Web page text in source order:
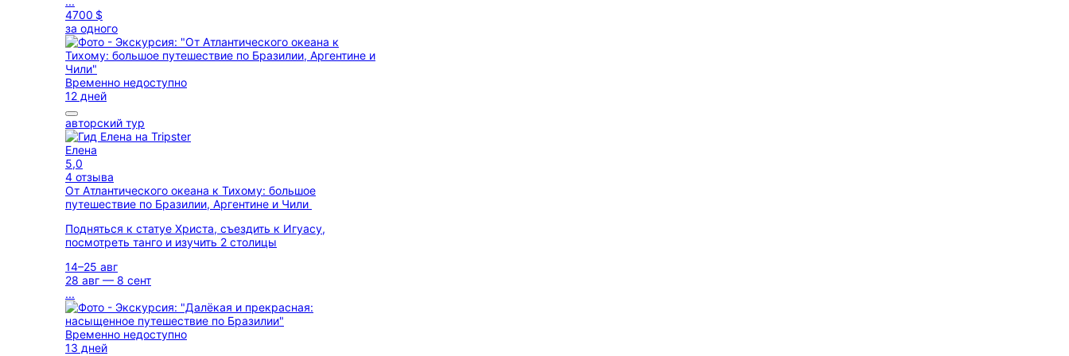
4700 $
за одного
Временно недоступно
12 дней
авторский тур
Елена
5,0
4 отзыва
От Атлантического океана к Тихому: большое
путешествие по Бразилии, Аргентине и Чили
Подняться к статуе Христа, съездить к Игуасу,
посмотреть танго и изучить 2 столицы
14–25 авг
28 авг — 8 сент
...
Временно недоступно
13 дней